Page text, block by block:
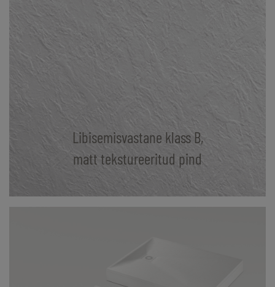
Libisemisvastane klass B,
matt tekstureeritud pind